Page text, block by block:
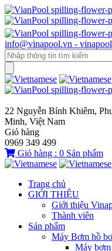
info@vinapool.vn -
22 Nguyễn Bỉnh Khiêm,
Minh, Việt Nam
Giỏ hàng
0969 349 499
Giỏ hàng : 0 Sản phẩm
Trang chủ
GIỚI THIỆU
Giới thiệu
Thành viên
Sản phẩm
Máy Bơm hồ
Máy